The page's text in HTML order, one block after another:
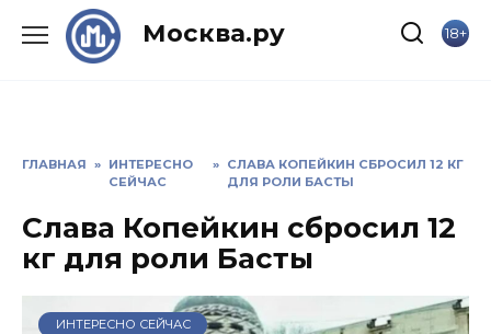
Москва.ру 18+
ГЛАВНАЯ » ИНТЕРЕСНО
СЕЙЧАС
» СЛАВА КОПЕЙКИН СБРОСИЛ 12 КГ
ДЛЯ РОЛИ БАСТЫ
Слава Копейкин сбросил 12
кг для роли Басты
ИНТЕРЕСНО СЕЙЧАС